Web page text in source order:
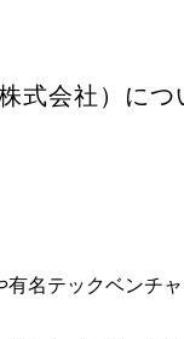
式会社） につ
名テックベンチ